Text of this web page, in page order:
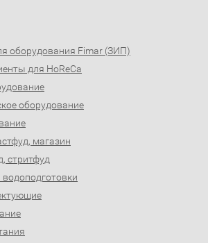
оборудования Fimar (ЗИП)
для HoReCa
оборудование
магазин
стритфуд